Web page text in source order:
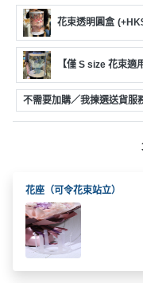
場
地
佈
置
用
品
即
煮
系
列
動
婚
禮
親
心
願
清
單
花束透明圓盒
【僅 S size 花束適
不需要加購／我揀選送貨服
花座（可令花束站立）